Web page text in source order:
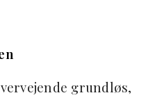
grundløs,